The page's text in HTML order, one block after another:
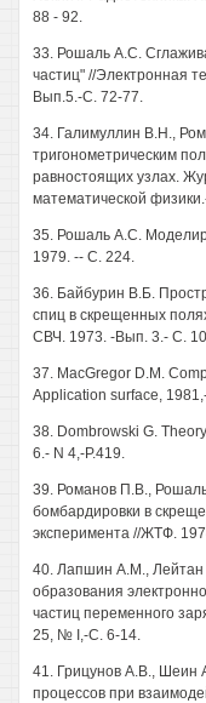
88 - 92.
33. Рошаль А.С.
частиц" //Электронная
Вып.5.-С. 72-77.
34. Галимуллин В.Н.,
тригонометрическим
равностоящих узлах.
математической
35. Рошаль А.С.
1979. -- С. 224.
36. Байбурин В.Б.
спиц в скрещенных
СВЧ. 1973. -Вып. 3.- С.
37. MacGregor D.M.
Application surface,
38. Dombrowski G.
6.- N 4,-P.419.
39. Романов П.В.,
бомбардировки в
эксперимента //ЖТФ.
40. Лапшин A.M.,
образования
частиц переменного
25, № I,-С. 6-14.
41. Грицунов А.В.,
процессов при